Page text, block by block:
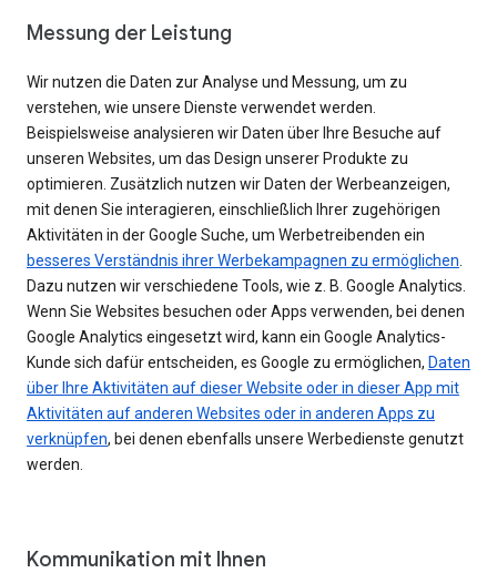
Messung der Leistung
Wir nutzen die Daten zur Analyse und Messung, um zu
verstehen, wie unsere Dienste verwendet werden.
Beispielsweise analysieren wir Daten über Ihre Besuche auf
unseren Websites, um das Design unserer Produkte zu
optimieren. Zusätzlich nutzen wir Daten der Werbeanzeigen,
mit denen Sie interagieren, einschließlich Ihrer zugehörigen
Aktivitäten in der Google Suche, um Werbetreibenden ein
besseres Verständnis ihrer Werbekampagnen zu ermöglichen
Dazu nutzen wir verschiedene Tools, wie z. B. Google Analytics.
Wenn Sie Websites besuchen oder Apps verwenden, bei denen
Google Analytics eingesetzt wird, kann ein Google Analytics-
Kunde sich dafür entscheiden, es Google zu ermöglichen, Daten
über Ihre Aktivitäten auf dieser Website oder in dieser App mit
Aktivitäten auf anderen Websites oder in anderen Apps zu
verknüpfen, bei denen ebenfalls unsere Werbedienste genutzt
werden.
Kommunikation mit Ihnen